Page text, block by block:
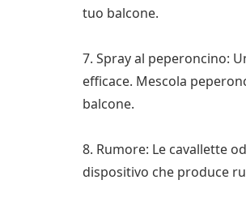
tuo balcone.
7. Spray al peperoncino:
efficace. Mescola
balcone.
8. Rumore: Le cavallette
dispositivo che produce